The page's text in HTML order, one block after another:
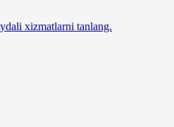
xizmatlarni tanlang.